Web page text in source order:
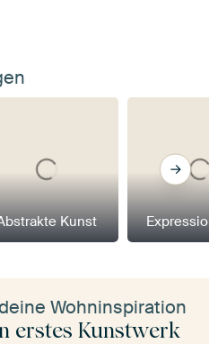
Kunst
Wohninspiration
erstes Kunstwerk